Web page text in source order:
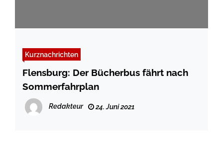
Kurznachrichten
Flensburg: Der Bücherbus fährt nach
Sommerfahrplan
Redakteur 24. Juni 2021